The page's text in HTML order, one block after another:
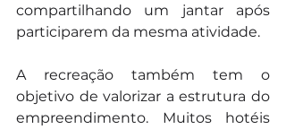
compartilhando um jantar após
participarem da mesma atividade.
A recreação também tem o
objetivo de valorizar a estrutura do
empreendimento. Muitos hotéis